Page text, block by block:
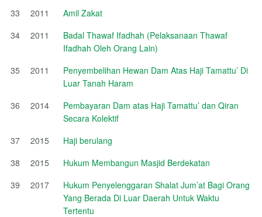
33 2011
Amil Zakat
34
2011
Badal Thawaf Ifadhah (Pelaksanaan Thawaf
Ifadhah Oleh Orang Lain)
35
2011
Penyembelihan Hewan Dam Atas Haji Tamattu’ Di
Luar Tanah Haram
36
2014
Pembayaran Dam atas Haji Tamattu’ dan Qiran
Secara Kolektif
37
2015
Haji berulang
38
2015
Hukum Membangun Masjid Berdekatan
39
2017
Hukum Penyelenggaran Shalat Jum’at Bagi Orang
Yang Berada Di Luar Daerah Untuk Waktu
Tertentu